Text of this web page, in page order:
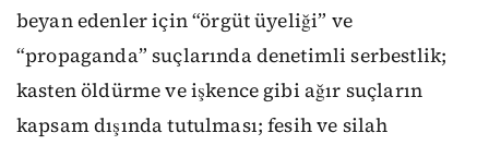
beyan edenler için “örgüt üyeliği” ve
“propaganda” suçlarında denetimli serbestlik;
kasten öldürme ve işkence gibi ağır suçların
kapsam dışında tutulması; fesih ve silah